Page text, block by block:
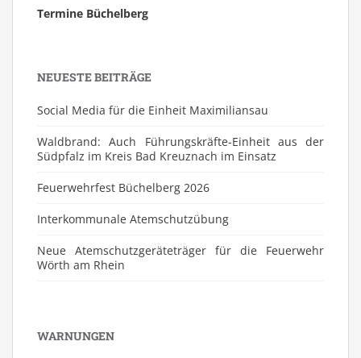
Termine Büchelberg
NEUESTE BEITRÄGE
Social Media für die Einheit Maximiliansau
Waldbrand: Auch Führungskräfte-Einheit aus der
Südpfalz im Kreis Bad Kreuznach im Einsatz
Feuerwehrfest Büchelberg 2026
⁠Interkommunale Atemschutzübung
Neue Atemschutzgeräteträger für die Feuerwehr
Wörth am Rhein
WARNUNGEN